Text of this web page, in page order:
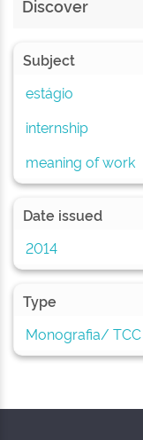
Discover
Subject
estágio
internship
meaning of work
Date issued
2014
Type
Monografia/ TCC